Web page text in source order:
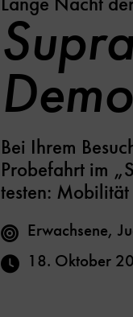
Bei Ihrem
Probefahrt im
testen:
Erwachsene,
18. Oktober